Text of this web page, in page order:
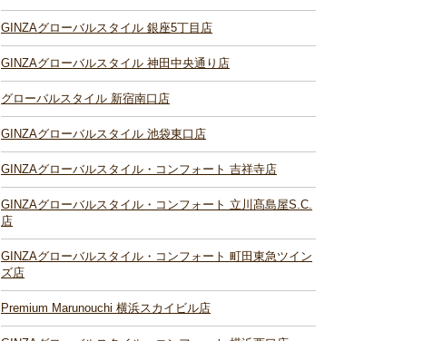
GINZAグローバルスタイル 銀座5丁目店
GINZAグローバルスタイル 神田中央通り店
グローバルスタイル 新宿南口店
GINZAグローバルスタイル 池袋東口店
GINZAグローバルスタイル・コンフォート 吉祥寺店
GINZAグローバルスタイル・コンフォート 立川髙島屋S.C.
店
GINZAグローバルスタイル・コンフォート 町田東急ツイン
ズ店
Premium Marunouchi 横浜スカイビル店